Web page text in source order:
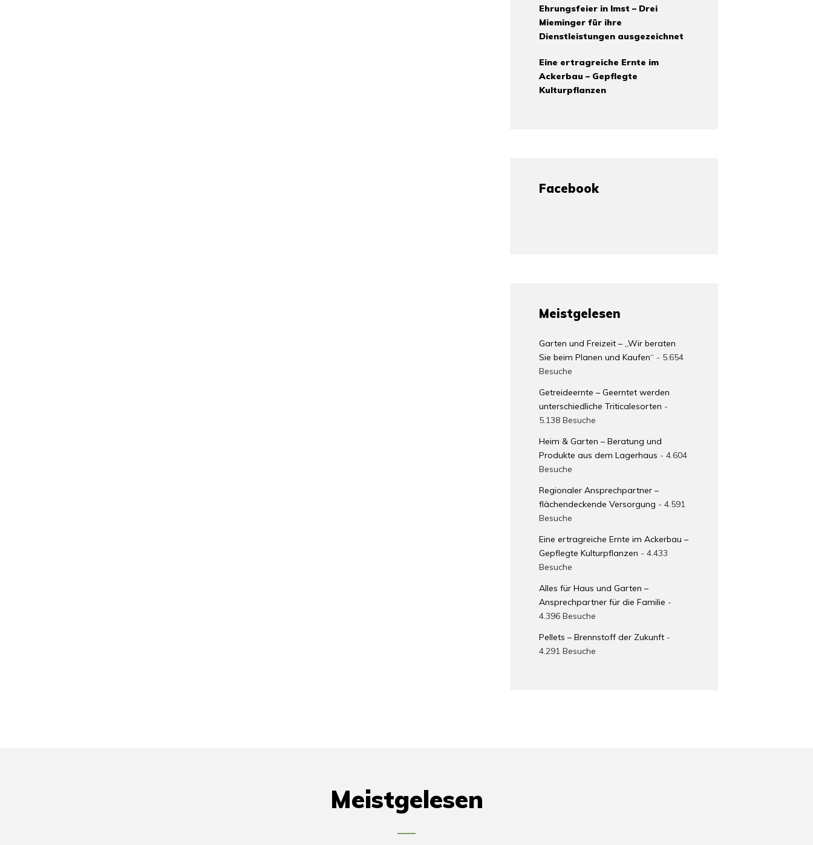
Ehrungsfeier in Imst – Drei
Mieminger für ihre
Dienstleistungen ausgezeichnet
Eine ertragreiche Ernte im
Ackerbau – Gepflegte
Kulturpflanzen
Facebook
Meistgelesen
Garten und Freizeit – „Wir beraten
Sie beim Planen und Kaufen“ - 5.654
Besuche
Getreideernte – Geerntet werden
unterschiedliche Triticalesorten -
5.138 Besuche
Heim & Garten – Beratung und
Produkte aus dem Lagerhaus - 4.604
Besuche
Regionaler Ansprechpartner –
flächendeckende Versorgung - 4.591
Besuche
Eine ertragreiche Ernte im Ackerbau –
Gepflegte Kulturpflanzen - 4.433
Besuche
Alles für Haus und Garten –
Ansprechpartner für die Familie -
4.396 Besuche
Pellets – Brennstoff der Zukunft -
4.291 Besuche
Meistgelesen